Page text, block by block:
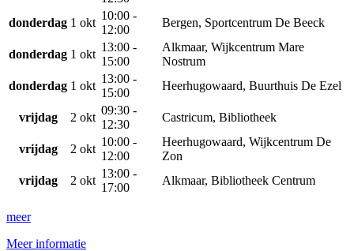
donderdag 1 okt
10:00 -
12:00
Bergen, Sportcentrum De Beeck
donderdag 1 okt
13:00 -
15:00
Alkmaar, Wijkcentrum Mare
Nostrum
donderdag 1 okt
13:00 -
15:00
Heerhugowaard, Buurthuis De Ezel
vrijdag 2 okt
09:30 -
12:30
Castricum, Bibliotheek
vrijdag 2 okt
10:00 -
12:00
Heerhugowaard, Wijkcentrum De
Zon
vrijdag
2 okt
13:00 -
17:00
Alkmaar, Bibliotheek Centrum
meer
Meer informatie